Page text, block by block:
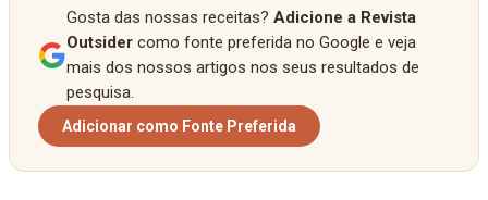
Gosta das nossas receitas? Adicione a Revista
Outsider como fonte preferida no Google e veja
mais dos nossos artigos nos seus resultados de
pesquisa.
Adicionar como Fonte Preferida